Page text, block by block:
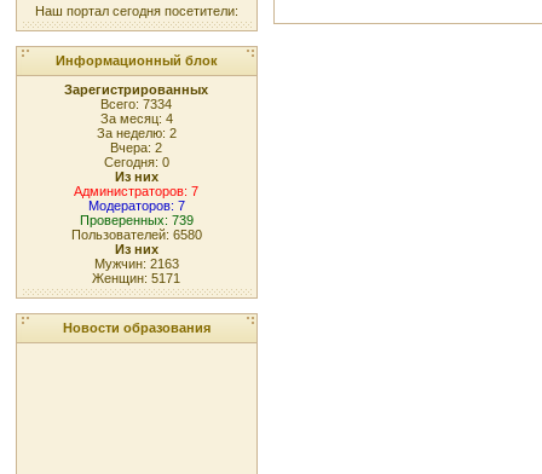
Наш портал сегодня посетители:
Информационный блок
Зарегистрированных
Всего: 7334
За месяц: 4
За неделю: 2
Вчера: 2
Сегодня: 0
Из них
Администраторов: 7
Модераторов: 7
Проверенных: 739
Пользователей: 6580
Из них
Мужчин: 2163
Женщин: 5171
Новости образования